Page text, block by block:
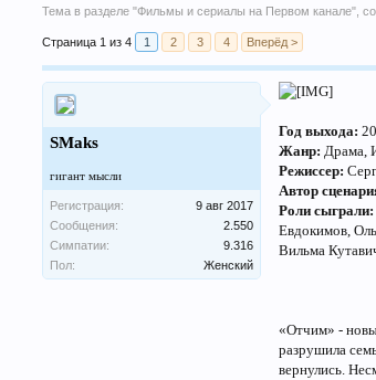
Тема в разделе "Фильмы и сериалы на Первом канале",
Страница 1 из 4 1 2 3 4 Вперёд >
SMaks
гигант мысли
Регистрация:
9 авг 2017
Сообщения:
2.550
Симпатии:
9.316
Пол:
Женский
Год выхода:
Жанр: Драма,
Режиссер:
Автор
Роли сыграли:
Евдокимов,
Вильма
«Отчим» -
разрушила
вернулись.